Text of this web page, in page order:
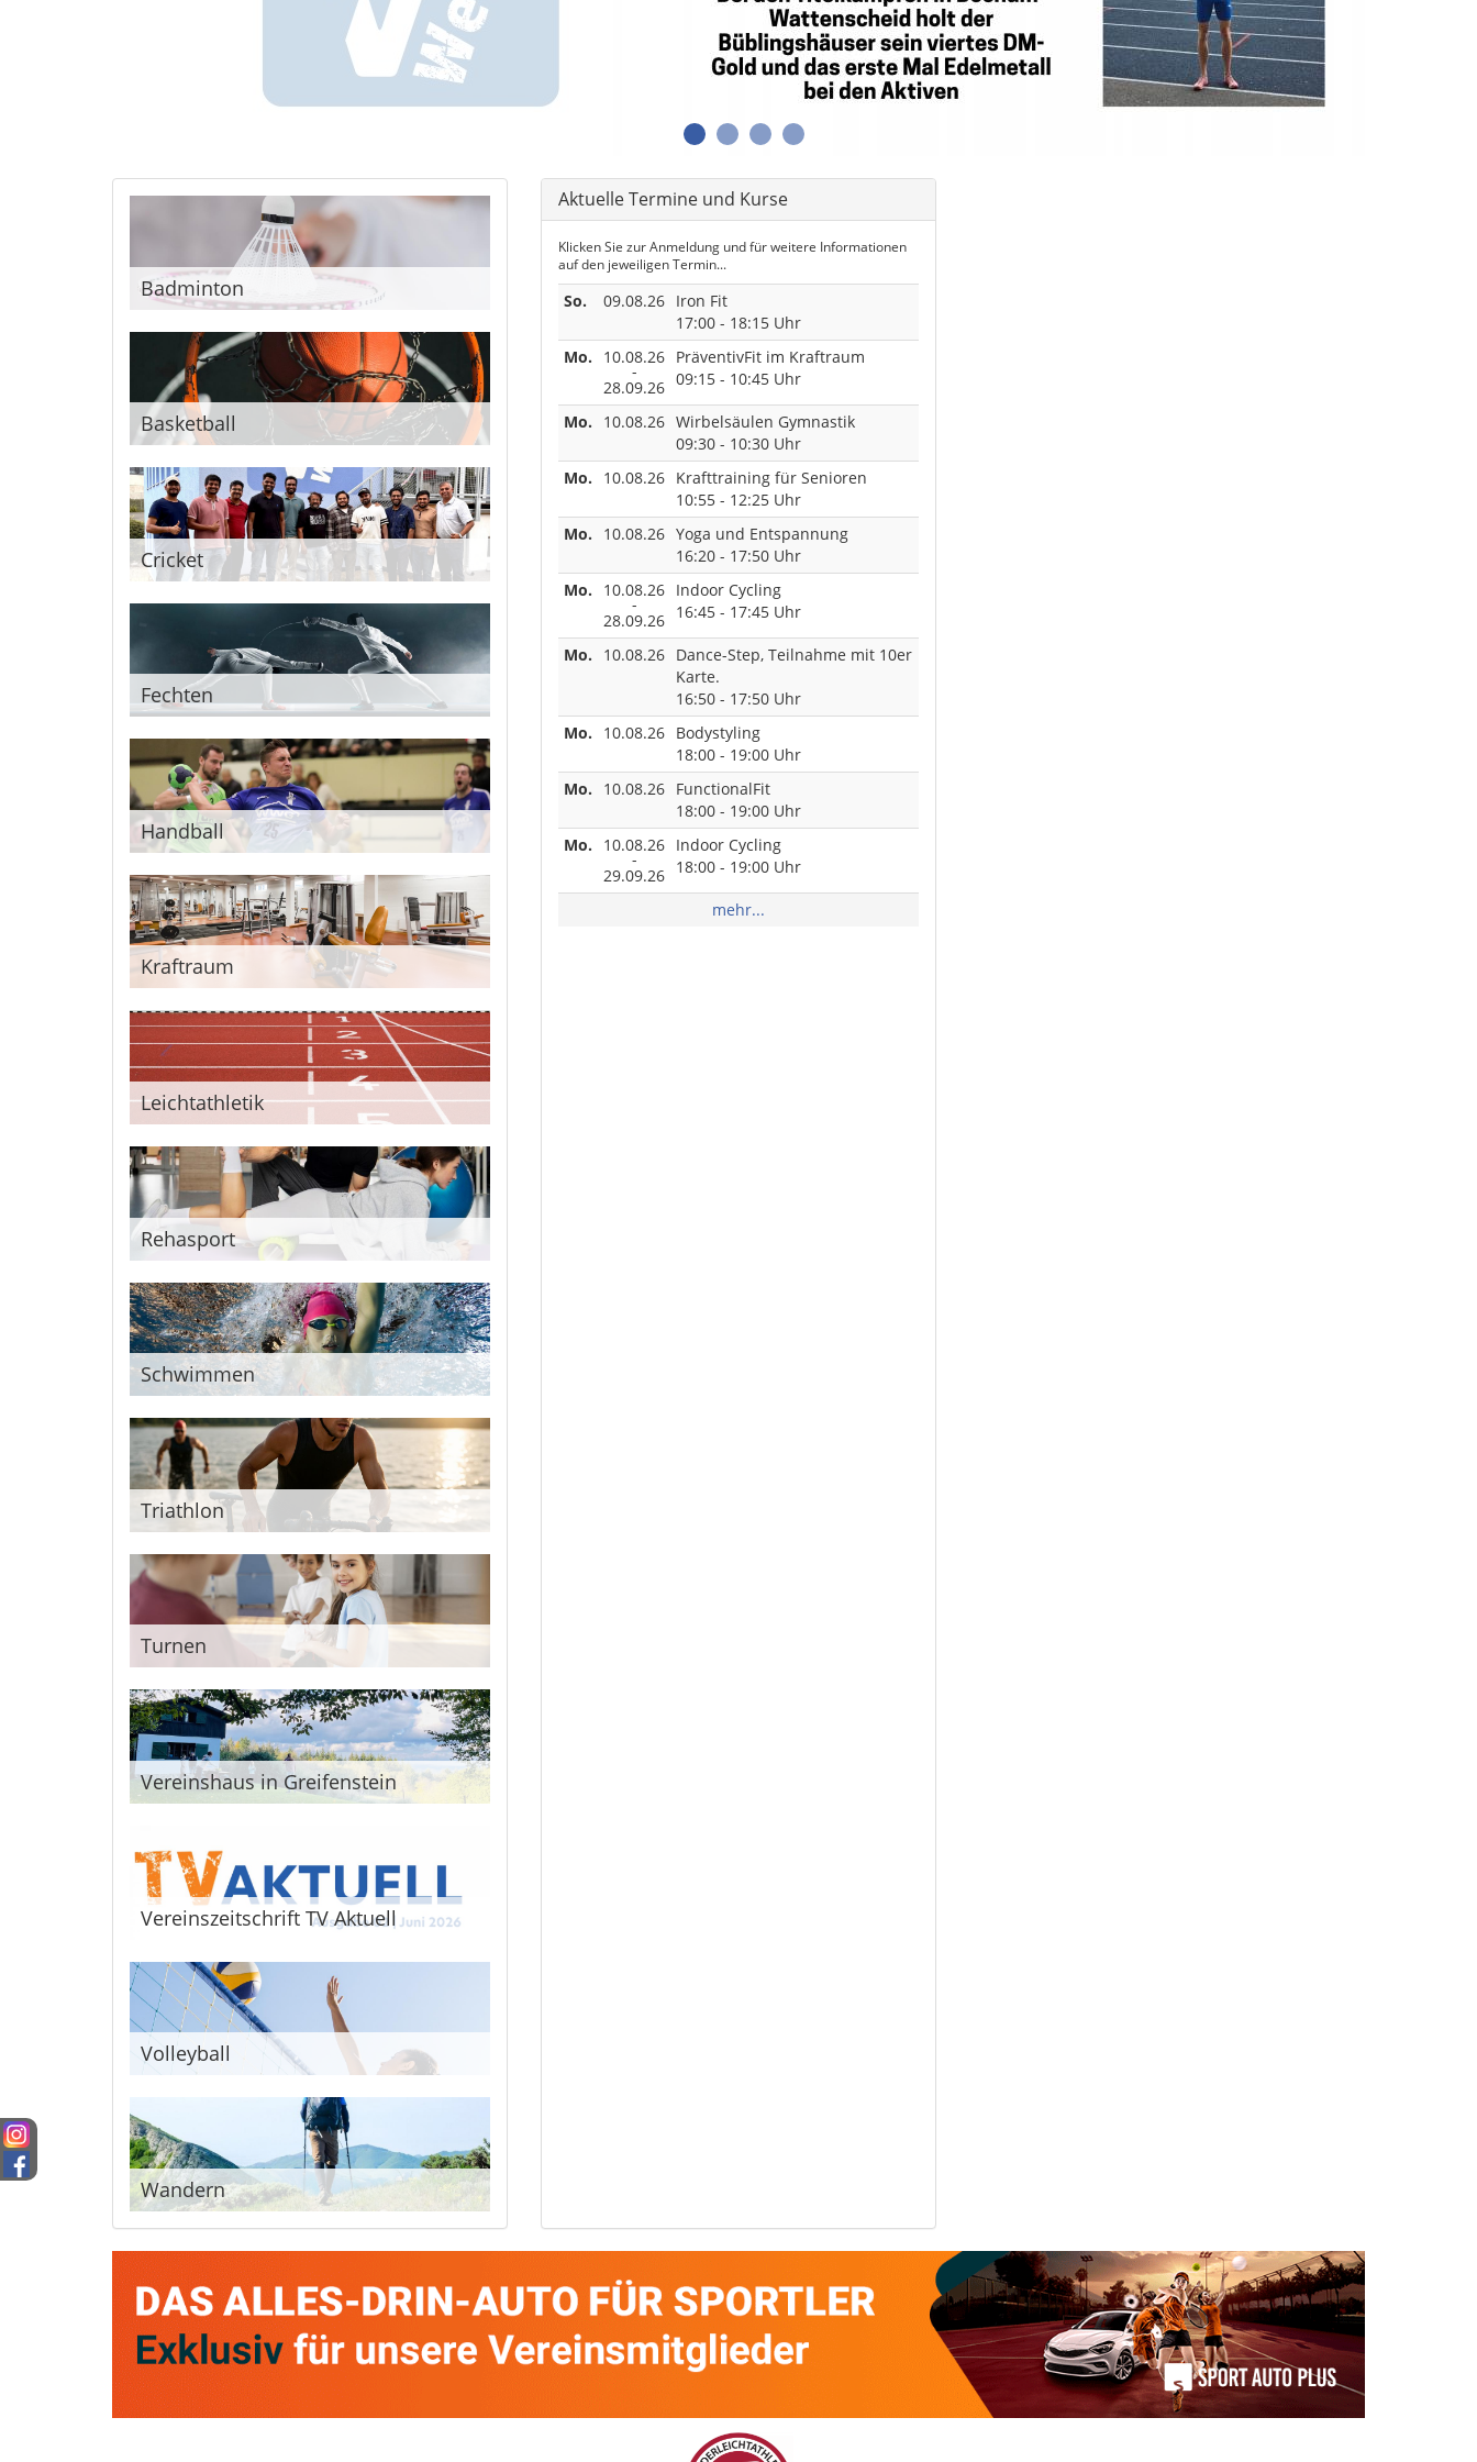
Badminton
Basketball
Cricket
Fechten
Handball
Kraftraum
Leichtathletik
Rehasport
Schwimmen
Triathlon
Turnen
Vereinshaus in Greifenstein
Vereinszeitschrift TV Aktuell
Volleyball
Wandern
Aktuelle Termine und Kurse
Klicken Sie zur Anmeldung und für weitere Informationen
auf den jeweiligen Termin...
So. 09.08.26 Iron Fit
17:00 - 18:15 Uhr
Mo.
10.08.26
-
28.09.26
PräventivFit im Kraftraum
09:15 - 10:45 Uhr
Mo. 10.08.26 Wirbelsäulen Gymnastik
09:30 - 10:30 Uhr
Mo.
10.08.26 Krafttraining für Senioren
10:55 - 12:25 Uhr
Mo.
10.08.26 Yoga und Entspannung
16:20 - 17:50 Uhr
Mo.
10.08.26
-
28.09.26
Indoor Cycling
16:45 - 17:45 Uhr
Mo. 10.08.26 Dance-Step, Teilnahme mit 10er
Karte.
16:50 - 17:50 Uhr
Mo.
10.08.26 Bodystyling
18:00 - 19:00 Uhr
Mo.
10.08.26 FunctionalFit
18:00 - 19:00 Uhr
Mo.
10.08.26
-
29.09.26
Indoor Cycling
18:00 - 19:00 Uhr
mehr...